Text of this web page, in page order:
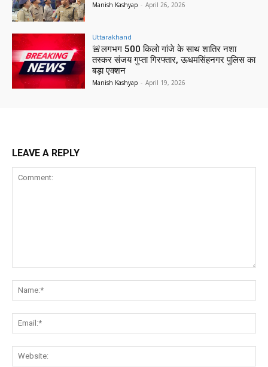
Manish Kashyap - April 26, 2026
Uttarakhand
🚨लगभग 500 किलो गांजे के साथ शातिर नशा
तस्कर संजय गुप्ता गिरफ्तार, ऊधमसिंहनगर पुलिस का
बड़ा एक्शन
Manish Kashyap - April 19, 2026
LEAVE A REPLY